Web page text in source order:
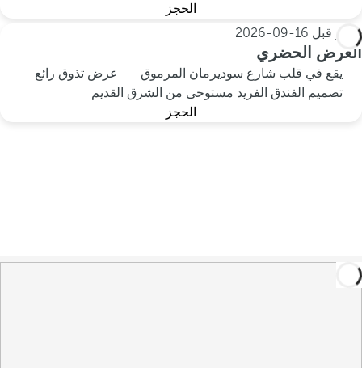
الحجز
احجز قبل 16-09-2026
العرض الحضري
يقع في قلب شارع سوديرمان المرموق
عرض تذوق رائع
تصميم الفندق الفريد مستوحى من الشرق القديم
الحجز